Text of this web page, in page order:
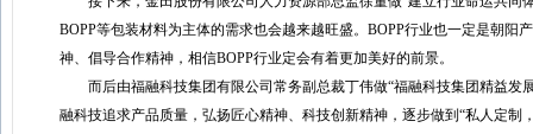
BOPP等包装材料为主体的需求也会越来越旺盛。BOPP行业也一定是朝
神、倡导合作精神，相信BOPP行业定会有着更加美好的前景。
而后由福融科技集团有限公司常务副总裁丁伟做“福融科技集团精益发
融科技追求产品质量，弘扬匠心精神、科技创新精神，逐步做到“私人定